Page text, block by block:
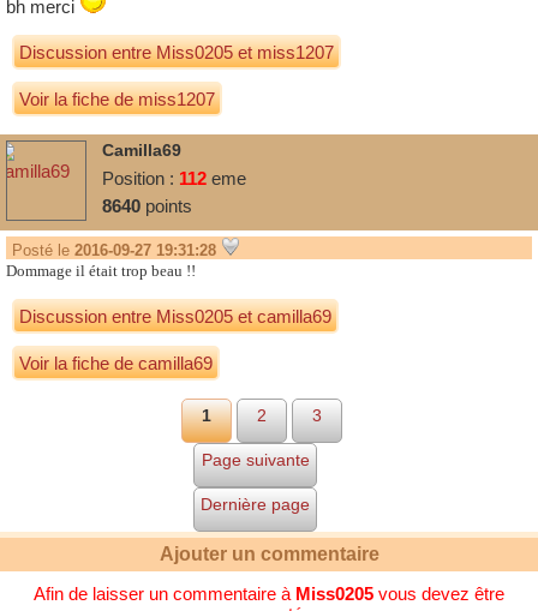
bh merci
Discussion entreMiss0205etmiss1207
Voir la fiche de miss1207
Camilla69
Position : 112 eme
8640 points
Posté le 2016-09-27 19:31:28
Dommage il était trop beau !!
Discussion entreMiss0205etcamilla69
Voir la fiche de camilla69
1 2 3
Page suivante
Dernière page
Ajouter un commentaire
Afin de laisser un commentaire à Miss0205 vous devez être